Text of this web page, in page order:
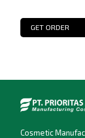
GET ORDER
Cosmetic